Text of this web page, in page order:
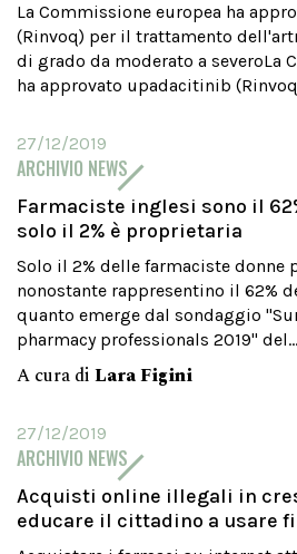
La Commissione europea ha
(Rinvoq) per il trattamento
di grado da moderato a severoLa
ha approvato upadacitinib
27/12/2019
ARCHIVIO NEWS
Farmaciste inglesi sono il
solo il 2% è proprietaria
Solo il 2% delle farmaciste donne
nonostante rappresentino il 62%
quanto emerge dal sondaggio
pharmacy professionals 2019" del...
A cura di Lara Figini
27/12/2019
ARCHIVIO NEWS
Acquisti online illegali in
educare il cittadino a usare